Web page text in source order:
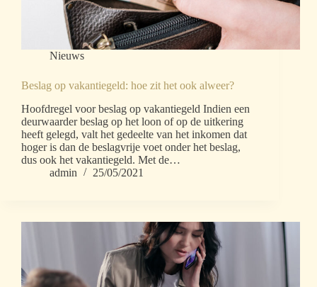
Nieuws
Beslag op vakantiegeld: hoe zit het ook alweer?
Hoofdregel voor beslag op vakantiegeld Indien een
deurwaarder beslag op het loon of op de uitkering
heeft gelegd, valt het gedeelte van het inkomen dat
hoger is dan de beslagvrije voet onder het beslag,
dus ook het vakantiegeld. Met de…
admin
25/05/2021